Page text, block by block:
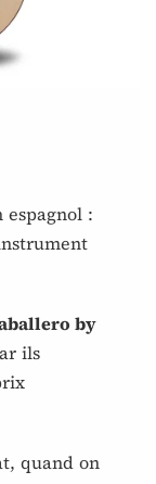
espagnol :
by
ils
quand on